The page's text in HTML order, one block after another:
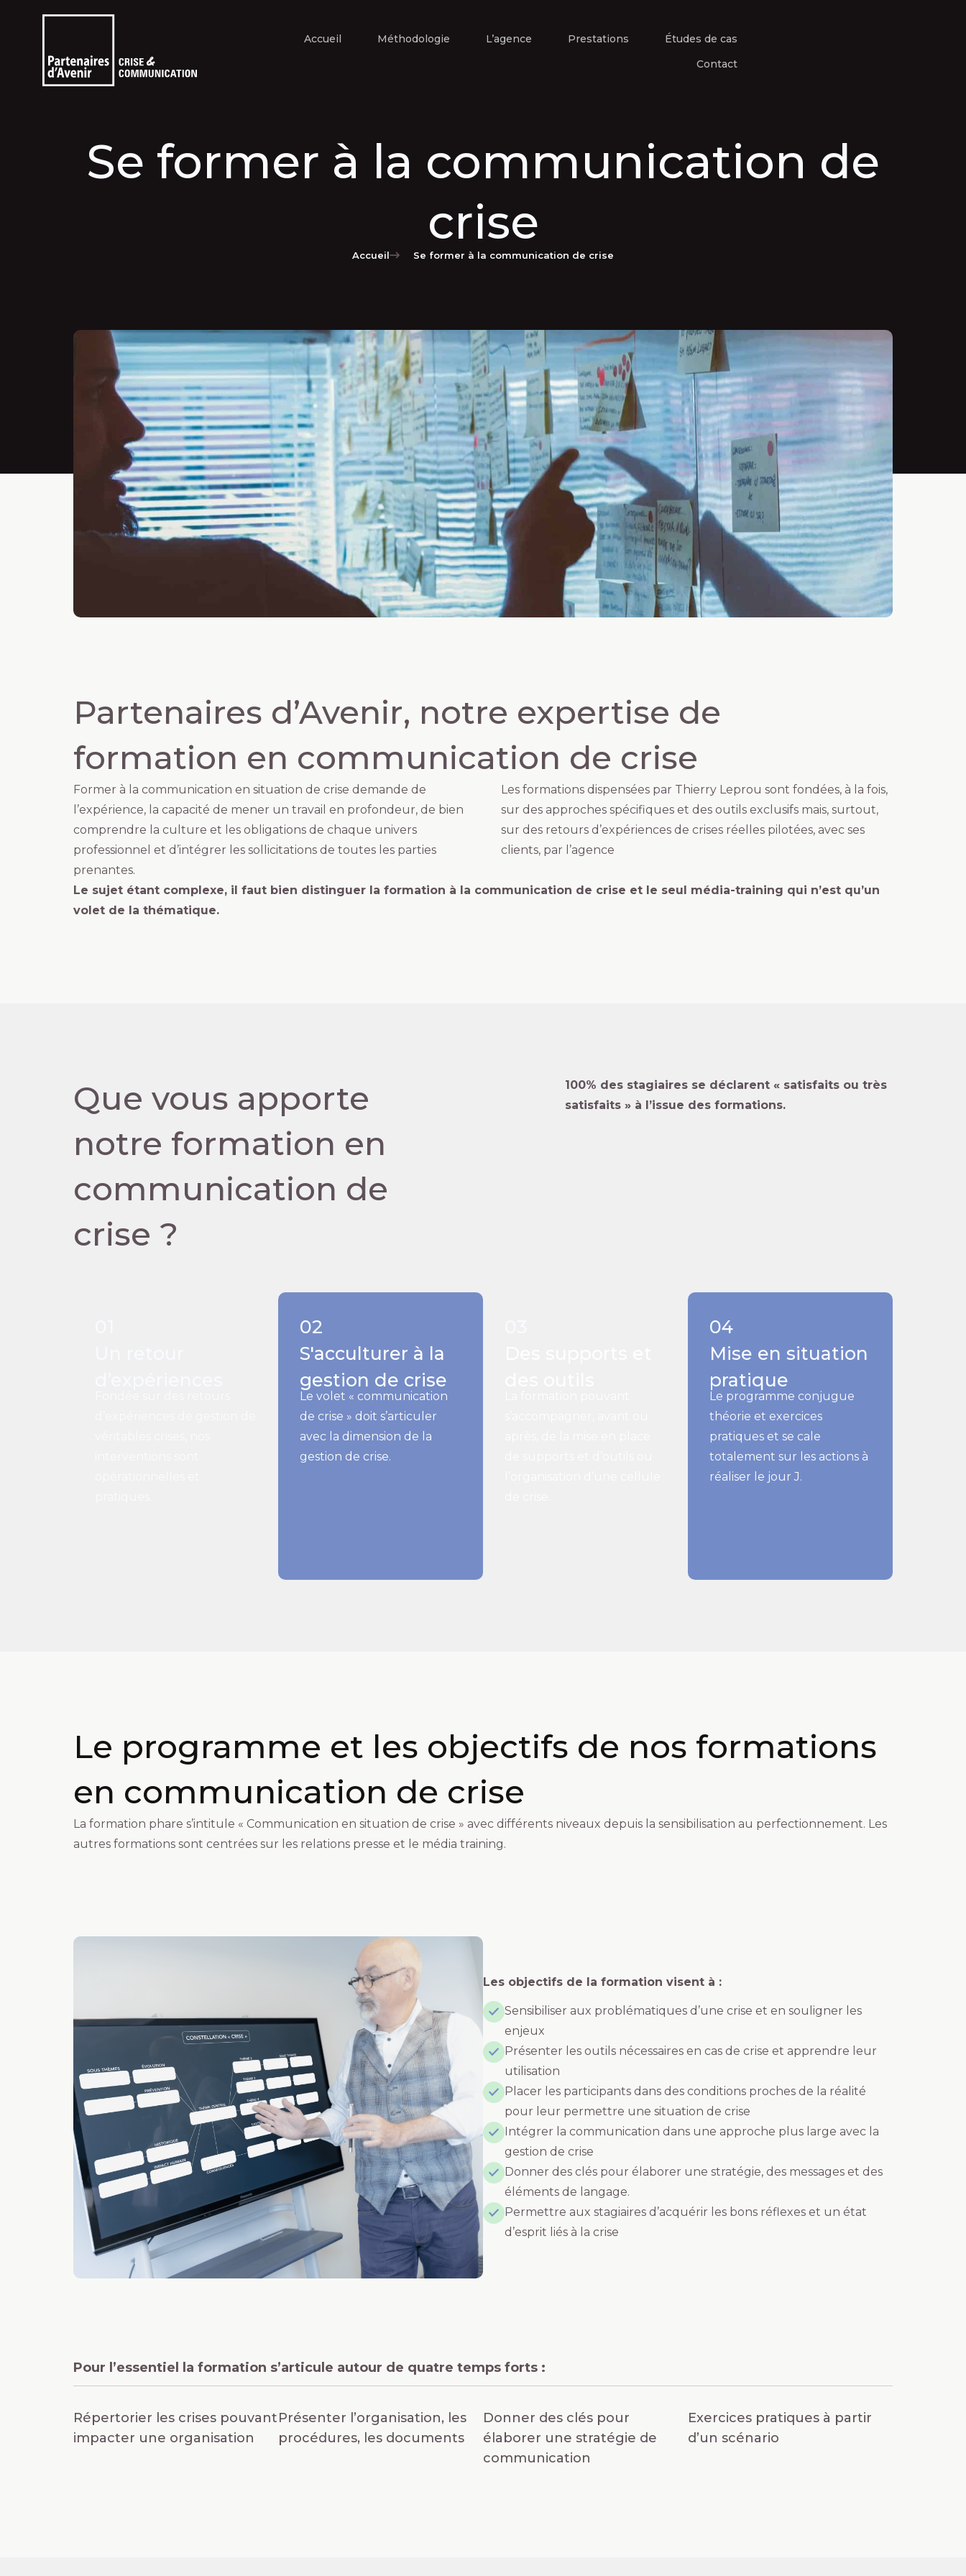
Accueil Méthodologie L’agence Prestations
Études de cas
Contact
Se former à la communication de
crise
Accueil Se former à la communication de crise
Partenaires d’Avenir, notre expertise de
formation en communication de crise
Former à la communication en situation de crise demande de
l’expérience, la capacité de mener un travail en profondeur, de bien
comprendre la culture et les obligations de chaque univers
professionnel et d’intégrer les sollicitations de toutes les parties
prenantes.
Les formations dispensées par Thierry Leprou sont fondées, à la fois,
sur des approches spécifiques et des outils exclusifs mais, surtout,
sur des retours d’expériences de crises réelles pilotées, avec ses
clients, par l’agence
Le sujet étant complexe, il faut bien distinguer la formation à la communication de crise et le seul média-training qui n’est qu’un
volet de la thématique.
Que vous apporte
notre formation en
communication de
crise ?
100% des stagiaires se déclarent « satisfaits ou très
satisfaits » à l’issue des formations.
02
S'acculturer à la
gestion de crise
Le volet « communication
de crise » doit s’articuler
avec la dimension de la
gestion de crise.
04
Mise en situation
pratique
Le programme conjugue
théorie et exercices
pratiques et se cale
totalement sur les actions à
réaliser le jour J.
Le programme et les objectifs de nos formations
en communication de crise
La formation phare s’intitule « Communication en situation de crise » avec différents niveaux depuis la sensibilisation au perfectionnement. Les
autres formations sont centrées sur les relations presse et le média training.
Les objectifs de la formation visent à :
Sensibiliser aux problématiques d’une crise et en souligner les
enjeux
Présenter les outils nécessaires en cas de crise et apprendre leur
utilisation
Placer les participants dans des conditions proches de la réalité
pour leur permettre une situation de crise
Intégrer la communication dans une approche plus large avec la
gestion de crise
Donner des clés pour élaborer une stratégie, des messages et des
éléments de langage.
Permettre aux stagiaires d’acquérir les bons réflexes et un état
d’esprit liés à la crise
Pour l’essentiel la formation s’articule autour de quatre temps forts :
Répertorier les crises pouvant
impacter une organisation
Présenter l’organisation, les
procédures, les documents
Donner des clés pour
élaborer une stratégie de
communication
Exercices pratiques à partir
d’un scénario